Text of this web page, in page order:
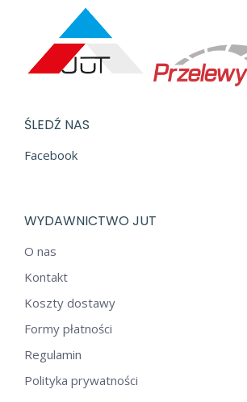
ŚLEDŹ NAS
Facebook
WYDAWNICTWO JUT
O nas
Kontakt
Koszty dostawy
Formy płatności
Regulamin
Polityka prywatności